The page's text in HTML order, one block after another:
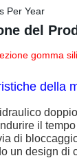
Per Year
del
gomma
della
il
di
un design di